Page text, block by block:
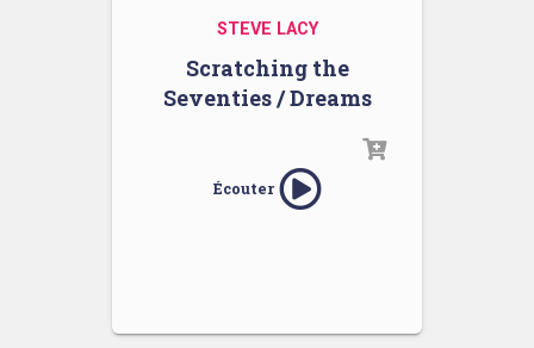
STEVE LACY
Scratching the
Seventies / Dreams
Écouter